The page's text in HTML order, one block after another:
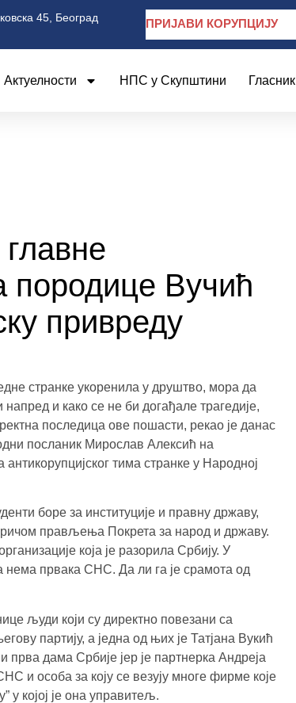
45, Београд ПРИЈАВИ КОРУПЦИЈУ
Актуелности НПС у Скупштини Гласник
породице Вучић
привреду
странке укоренила у друштво, мора да
и како се не би догађале трагедије,
последица ове пошасти, рекао је данас
посланик Мирослав Алексић на
тима странке у Народној
боре за институције и правну државу,
прављења Покрета за народ и државу.
која је разорила Србију. У
нема првака СНС. Да ли га је срамота од
људи који су директно повезани са
партију, а једна од њих је Татјана Вукић
дама Србије јер је партнерка Андреја
и особа за коју се везују многе фирме које
у којој је она управитељ.